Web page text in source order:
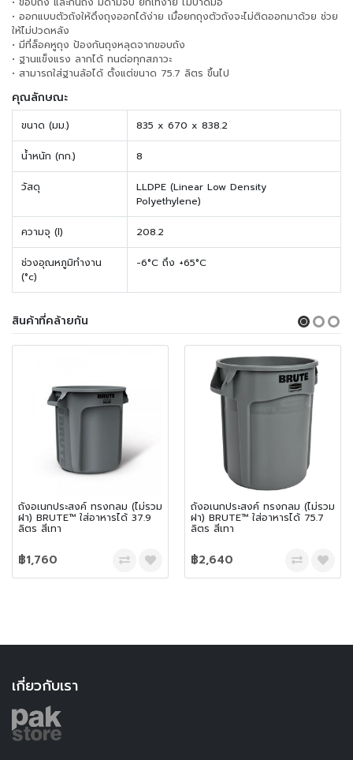
• ออกแบบตัวถังให้ดึงถุงออกได้ง่าย เมื่อยกถุงตัวถังจะไม่ติดออกมาด้วย ช่วย
ให้ไม่ปวดหลัง
• มีที่ล็อคหูถุง ป้องกันถุงหลุดจากขอบถัง
• ฐานแข็งแรง ลากได้ ทนต่อทุกสภาวะ
• สามารถใส่ฐานล้อได้ ตั้งแต่ขนาด 75.7 ลิตร ขึ้นไป
คุณลักษณะ
ขนาด (มม.) 835 x 670 x 838.2
น้ำหนัก (กก.) 8
วัสดุ
LLDPE (Linear Low Density
Polyethylene)
ความจุ (l) 208.2
ช่วงอุณหภูมิทำงาน
(°c)
-6°C ถึง +65°C
สินค้าที่คล้ายกัน
ถังอเนกประสงค์ ทรงกลม (ไม่รวม
ฝา) BRUTE™ ใส่อาหารได้ 37.9
ลิตร สีเทา
฿1,760
ถังอเนกประสงค์ ทรงกลม (ไม่รวม
ฝา) BRUTE™ ใส่อาหารได้ 75.7
ลิตร สีเทา
฿2,640
เกี่ยวกับเรา